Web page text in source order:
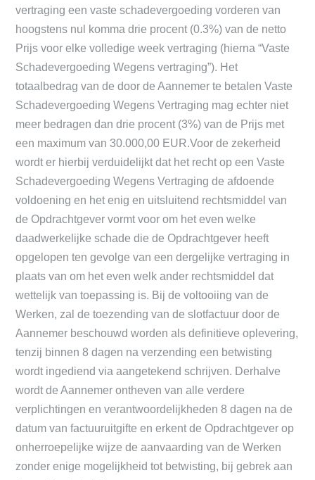
vertraging een vaste schadevergoeding vorderen van
hoogstens nul komma drie procent (0.3%) van de netto
Prijs voor elke volledige week vertraging (hierna “Vaste
Schadevergoeding Wegens vertraging”). Het
totaalbedrag van de door de Aannemer te betalen Vaste
Schadevergoeding Wegens Vertraging mag echter niet
meer bedragen dan drie procent (3%) van de Prijs met
een maximum van 30.000,00 EUR.Voor de zekerheid
wordt er hierbij verduidelijkt dat het recht op een Vaste
Schadevergoeding Wegens Vertraging de afdoende
voldoening en het enig en uitsluitend rechtsmiddel van
de Opdrachtgever vormt voor om het even welke
daadwerkelijke schade die de Opdrachtgever heeft
opgelopen ten gevolge van een dergelijke vertraging in
plaats van om het even welk ander rechtsmiddel dat
wettelijk van toepassing is. Bij de voltooiing van de
Werken, zal de toezending van de slotfactuur door de
Aannemer beschouwd worden als definitieve oplevering,
tenzij binnen 8 dagen na verzending een betwisting
wordt ingediend via aangetekend schrijven. Derhalve
wordt de Aannemer ontheven van alle verdere
verplichtingen en verantwoordelijkheden 8 dagen na de
datum van factuuruitgifte en erkent de Opdrachtgever op
onherroepelijke wijze de aanvaarding van de Werken
zonder enige mogelijkheid tot betwisting, bij gebrek aan